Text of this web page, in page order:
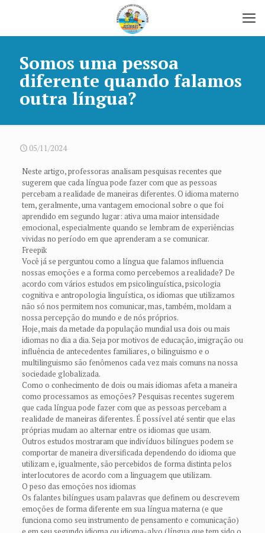
Somos uma pessoa
diferente quando falamos
outra língua?
05/11/2024
Neste artigo, professoras analisam pesquisas recentes que
sugerem que cada língua pode fazer com que as pessoas
percebam a realidade de maneiras diferentes. O idioma materno
tem, geralmente, uma vantagem emocional sobre o que foi
aprendido em segundo lugar: ativa uma maior intensidade
emocional, especialmente quando se lembram de experiências
vividas no período em que aprenderam a se comunicar.
Freepik
Você já se perguntou como a língua que falamos influencia
nossas emoções e a forma como percebemos a realidade? De
acordo com vários estudos em psicolinguística, psicologia
cognitiva e antropologia linguística, os idiomas que utilizamos
não só nos permitem nos comunicar, mas, também, moldam a
nossa percepção do mundo e de nós próprios.
Hoje, mais da metade da população mundial usa dois ou mais
idiomas no dia a dia. Seja por motivos de educação, imigração ou
influência de antecedentes familiares, o bilinguismo e o
multilinguismo são fenômenos cada vez mais comuns na nossa
sociedade globalizada.
Como o conhecimento de dois ou mais idiomas afeta a maneira
como processamos as emoções? Pesquisas recentes sugerem
que cada língua pode fazer com que as pessoas percebam a
realidade de maneiras diferentes. É possível até sentir que elas
próprias mudam ao alternar entre os idiomas que usam.
Outros estudos mostraram que indivíduos bilíngues podem se
comportar de maneira diversificada dependendo do idioma que
utilizam e, igualmente, são percebidos de forma distinta pelos
interlocutores de acordo com a linguagem que utilizam.
O peso das emoções nos idiomas
Os falantes bilíngues usam palavras que definem ou descrevem
emoções de forma diferente em sua língua materna (e que
funciona como seu instrumento de pensamento e comunicação)